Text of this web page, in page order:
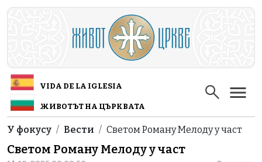
Skip to main content
VIDA DE LA IGLESIA
ЖИВОТЪТ НА ЦЪРКВАТА
Breadcrumb
У фокусу Вести Светом Роману Мелоду у част
Светом Роману Мелоду у част